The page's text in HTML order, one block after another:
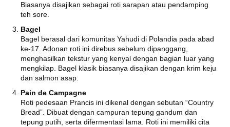
Biasanya disajikan sebagai roti sarapan atau pendamping
teh sore.
Bagel
Bagel berasal dari komunitas Yahudi di Polandia pada abad
ke-17. Adonan roti ini direbus sebelum dipanggang,
menghasilkan tekstur yang kenyal dengan bagian luar yang
mengkilap. Bagel klasik biasanya disajikan dengan krim keju
dan salmon asap.
Pain de Campagne
Roti pedesaan Prancis ini dikenal dengan sebutan “Country
Bread”. Dibuat dengan campuran tepung gandum dan
tepung putih, serta difermentasi lama. Roti ini memiliki cita